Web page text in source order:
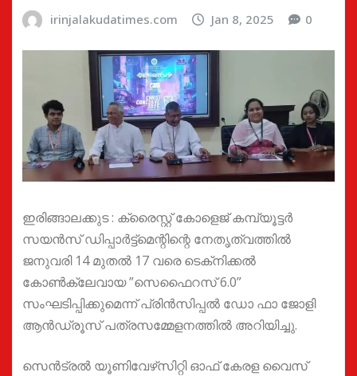
irinjalakudatimes.com Jan 8, 2025 0
ഇരിങ്ങാലക്കുട : ക്രൈസ്റ്റ് കോളെജ് കമ്പ്യൂട്ടർ
സയൻസ് ഡിപ്പാർട്ട്മെന്റിന്റെ നേതൃത്വത്തിൽ
ജനുവരി 14 മുതൽ 17 വരെ ടെക്‌നിക്കൽ
കോൺക്ലേവായ ”സെഫൈറസ് 6.0”
സംഘടിപ്പിക്കുമെന്ന് പ്രിൻസിപ്പൽ ഡോ ഫാ ജോളി
ആൻഡ്രൂസ് പത്രസമ്മേളനത്തിൽ അറിയിച്ചു.
സെൻട്രൽ യൂണിവേഴ്‌സിറ്റി ഓഫ് കേരള വൈസ്